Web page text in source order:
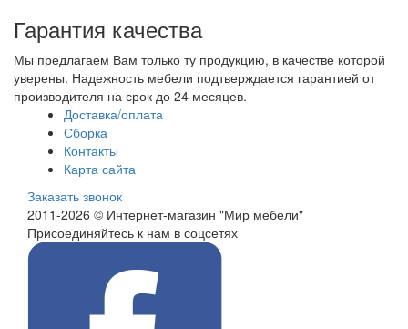
Гарантия качества
Мы предлагаем Вам только ту продукцию, в качестве которой
уверены. Надежность мебели подтверждается гарантией от
производителя на срок до 24 месяцев.
Доставка/оплата
Сборка
Контакты
Карта сайта
Заказать звонок
2011-2026 © Интернет-магазин "Мир мебели"
Присоединяйтесь к нам в соцсетях